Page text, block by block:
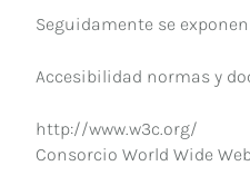
Seguidamente se
Accesibilidad normas y
http://www.w3c.org/
Consorcio World Wide